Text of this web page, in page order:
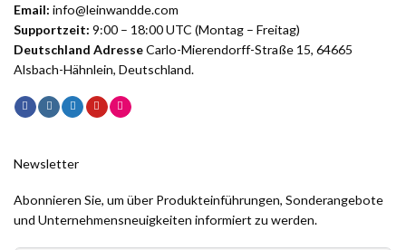
Email: info@leinwandde.com
Supportzeit: 9:00 – 18:00 UTC (Montag – Freitag)
Deutschland AdresseCarlo-Mierendorff-Straße 15, 64665
Alsbach-Hähnlein, Deutschland.
Newsletter
Abonnieren Sie, um über Produkteinführungen, Sonderangebote
und Unternehmensneuigkeiten informiert zu werden.